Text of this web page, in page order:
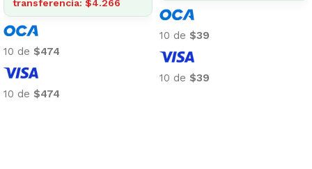
10 de$34
10 de$34
Añadir al carrito
10 de $36
10 de $36